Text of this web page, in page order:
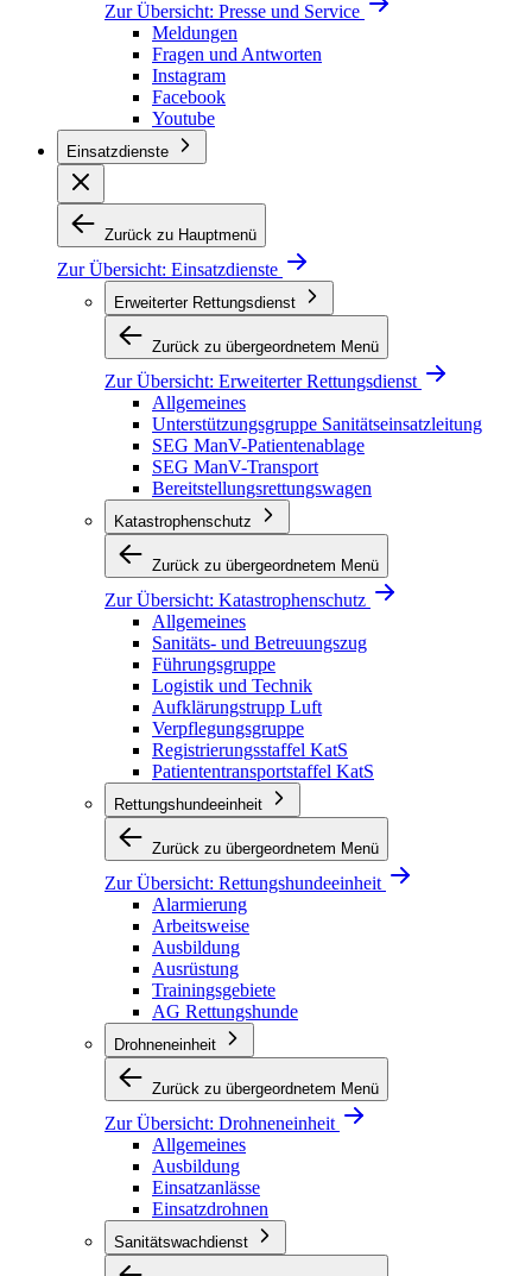
Zur Übersicht: Presse und Service
Meldungen
Fragen und Antworten
Instagram
Facebook
Youtube
Einsatzdienste
Zurück zu Hauptmenü
Zur Übersicht: Einsatzdienste
Erweiterter Rettungsdienst
Zurück zu übergeordnetem Menü
Zur Übersicht: Erweiterter Rettungsdienst
Allgemeines
Unterstützungsgruppe Sanitätseinsatzleitung
SEG ManV-Patientenablage
SEG ManV-Transport
Bereitstellungsrettungswagen
Katastrophenschutz
Zurück zu übergeordnetem Menü
Zur Übersicht: Katastrophenschutz
Allgemeines
Sanitäts- und Betreuungszug
Führungsgruppe
Logistik und Technik
Aufklärungstrupp Luft
Verpflegungsgruppe
Registrierungsstaffel KatS
Patiententransportstaffel KatS
Rettungshundeeinheit
Zurück zu übergeordnetem Menü
Zur Übersicht: Rettungshundeeinheit
Alarmierung
Arbeitsweise
Ausbildung
Ausrüstung
Trainingsgebiete
AG Rettungshunde
Drohneneinheit
Zurück zu übergeordnetem Menü
Zur Übersicht: Drohneneinheit
Allgemeines
Ausbildung
Einsatzanlässe
Einsatzdrohnen
Sanitätswachdienst